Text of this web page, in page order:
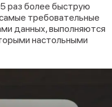
раз более быструю
требовательные
данных, выполняются
настольными